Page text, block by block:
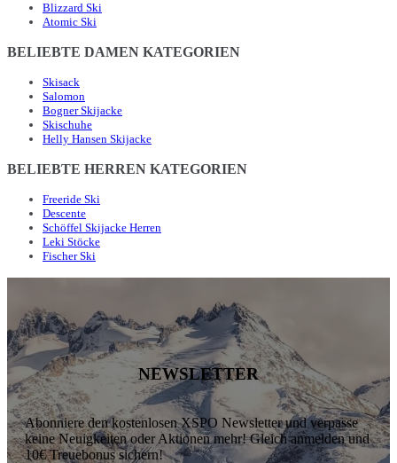
Blizzard Ski
Atomic Ski
BELIEBTE DAMEN KATEGORIEN
Skisack
Salomon
Bogner Skijacke
Skischuhe
Helly Hansen Skijacke
BELIEBTE HERREN KATEGORIEN
Freeride Ski
Descente
Schöffel Skijacke Herren
Leki Stöcke
Fischer Ski
NEWSLETTER
Abonniere den kostenlosen XSPO Newsletter und verpasse
keine Neuigkeiten oder Aktionen mehr! Gleich anmelden und
10€ Treuebonus sichern!